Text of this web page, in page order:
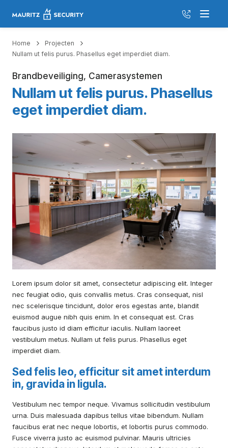
Menu
035 526
Home
Projecten
Nullam ut felis purus. Phasellus eget imperdiet diam.
Brandbeveiliging, Camerasystemen
Nullam ut felis purus. Phasellus
eget imperdiet diam.
Lorem ipsum dolor sit amet, consectetur adipiscing elit. Integer
nec feugiat odio, quis convallis metus. Cras consequat, nisl
nec scelerisque tincidunt, dolor eros egestas ante, blandit
euismod augue nibh quis enim. In et consequat est. Cras
faucibus justo id diam efficitur iaculis. Nullam laoreet
vestibulum metus. Nullam ut felis purus. Phasellus eget
imperdiet diam.
Sed felis leo, efficitur sit amet interdum
in, gravida in ligula.
Vestibulum nec tempor neque. Vivamus sollicitudin vestibulum
urna. Duis malesuada dapibus tellus vitae bibendum. Nullam
faucibus erat nec neque lobortis, et lobortis purus commodo.
Fusce viverra justo ac euismod pulvinar. Mauris ultricies